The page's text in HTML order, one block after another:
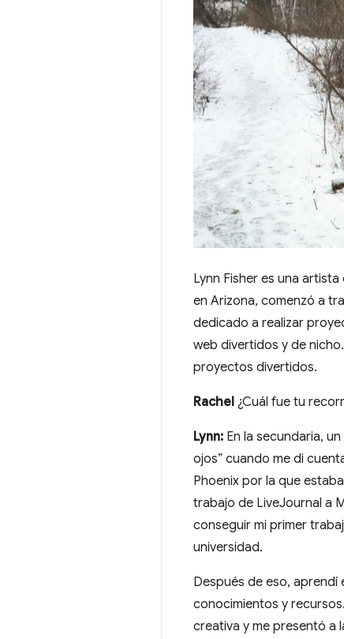
Lynn Fisher es una
en Arizona, comenzó a
dedicado a realizar
web divertidos y de
proyectos divertidos.
Rachel ¿Cuál fue tu
Lynn: En la secundaria,
ojos” cuando me di
Phoenix por la que
trabajo de LiveJournal a
conseguir mi primer
universidad.
Después de eso,
conocimientos y
creativa y me presentó a